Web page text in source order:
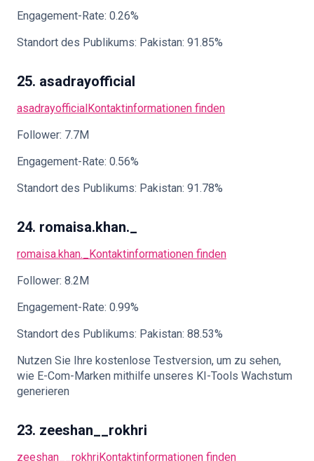
Engagement-Rate: 0.26%
Standort des Publikums: Pakistan: 91.85%
25. asadrayofficial
asadrayofficialKontaktinformationen finden
Follower: 7.7M
Engagement-Rate: 0.56%
Standort des Publikums: Pakistan: 91.78%
24. romaisa.khan._
romaisa.khan._ Kontaktinformationen finden
Follower: 8.2M
Engagement-Rate: 0.99%
Standort des Publikums: Pakistan: 88.53%
Nutzen Sie Ihre kostenlose Testversion, um zu sehen,
wie E-Com-Marken mithilfe unseres KI-Tools Wachstum
generieren
23. zeeshan__rokhri
zeeshan__rokhriKontaktinformationen finden